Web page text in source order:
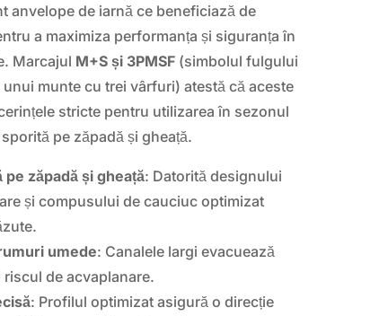
anvelope de iarnă ce beneficiază de
a maximiza performanța și siguranța în
Marcajul M+S și 3PMSF (simbolul fulgului
munte cu trei vârfuri) atestă că aceste
stricte pentru utilizarea în sezonul
pe zăpadă și gheață.
zăpadă și gheață: Datorită designului
și compusului de cauciuc optimizat
umede: Canalele largi evacuează
de acvaplanare.
: Profilul optimizat asigură o direcție